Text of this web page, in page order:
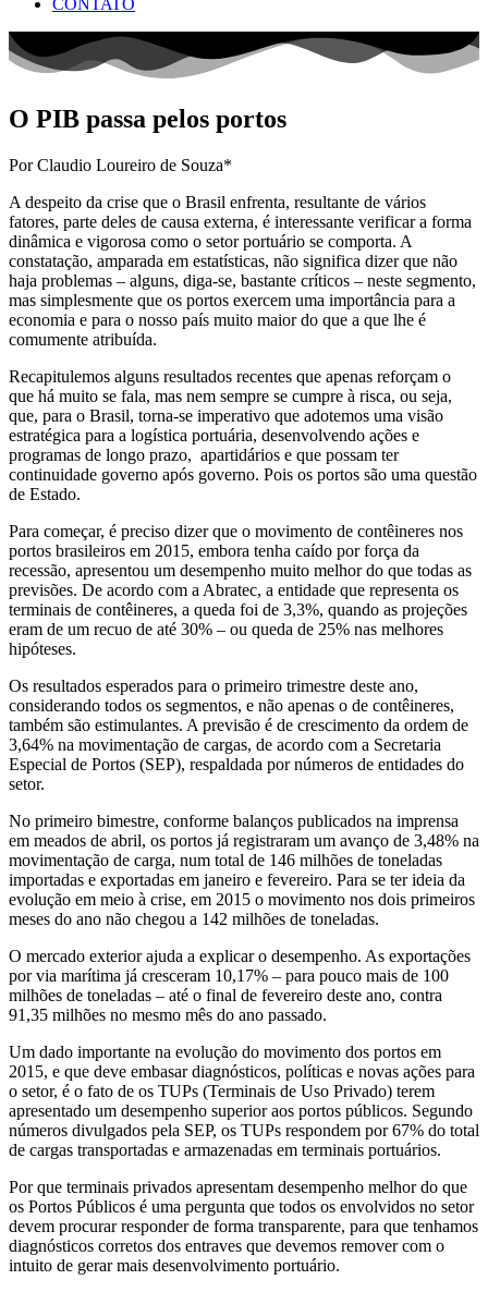
CONTATO
O PIB passa pelos portos
Por Claudio Loureiro de Souza*
A despeito da crise que o Brasil enfrenta, resultante de vários
fatores, parte deles de causa externa, é interessante verificar a forma
dinâmica e vigorosa como o setor portuário se comporta. A
constatação, amparada em estatísticas, não significa dizer que não
haja problemas – alguns, diga-se, bastante críticos – neste segmento,
mas simplesmente que os portos exercem uma importância para a
economia e para o nosso país muito maior do que a que lhe é
comumente atribuída.
Recapitulemos alguns resultados recentes que apenas reforçam o
que há muito se fala, mas nem sempre se cumpre à risca, ou seja,
que, para o Brasil, torna-se imperativo que adotemos uma visão
estratégica para a logística portuária, desenvolvendo ações e
programas de longo prazo, apartidários e que possam ter
continuidade governo após governo. Pois os portos são uma questão
de Estado.
Para começar, é preciso dizer que o movimento de contêineres nos
portos brasileiros em 2015, embora tenha caído por força da
recessão, apresentou um desempenho muito melhor do que todas as
previsões. De acordo com a Abratec, a entidade que representa os
terminais de contêineres, a queda foi de 3,3%, quando as projeções
eram de um recuo de até 30% – ou queda de 25% nas melhores
hipóteses.
Os resultados esperados para o primeiro trimestre deste ano,
considerando todos os segmentos, e não apenas o de contêineres,
também são estimulantes. A previsão é de crescimento da ordem de
3,64% na movimentação de cargas, de acordo com a Secretaria
Especial de Portos (SEP), respaldada por números de entidades do
setor.
No primeiro bimestre, conforme balanços publicados na imprensa
em meados de abril, os portos já registraram um avanço de 3,48% na
movimentação de carga, num total de 146 milhões de toneladas
importadas e exportadas em janeiro e fevereiro. Para se ter ideia da
evolução em meio à crise, em 2015 o movimento nos dois primeiros
meses do ano não chegou a 142 milhões de toneladas.
O mercado exterior ajuda a explicar o desempenho. As exportações
por via marítima já cresceram 10,17% – para pouco mais de 100
milhões de toneladas – até o final de fevereiro deste ano, contra
91,35 milhões no mesmo mês do ano passado.
Um dado importante na evolução do movimento dos portos em
2015, e que deve embasar diagnósticos, políticas e novas ações para
o setor, é o fato de os TUPs (Terminais de Uso Privado) terem
apresentado um desempenho superior aos portos públicos. Segundo
números divulgados pela SEP, os TUPs respondem por 67% do total
de cargas transportadas e armazenadas em terminais portuários.
Por que terminais privados apresentam desempenho melhor do que
os Portos Públicos é uma pergunta que todos os envolvidos no setor
devem procurar responder de forma transparente, para que tenhamos
diagnósticos corretos dos entraves que devemos remover com o
intuito de gerar mais desenvolvimento portuário.